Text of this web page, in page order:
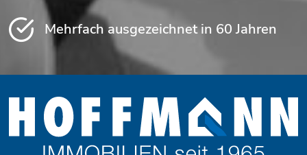
Mehrfach ausgezeichnet in 60 Jahren